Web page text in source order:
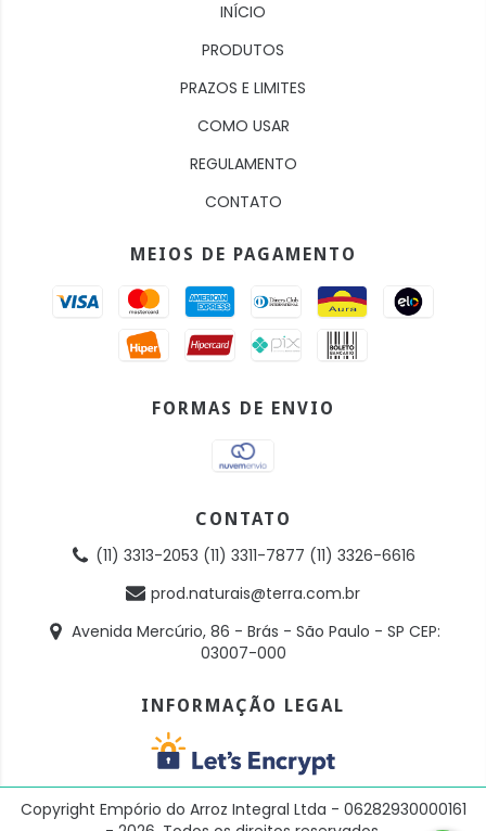
INÍCIO
PRODUTOS
PRAZOS E LIMITES
COMO USAR
REGULAMENTO
CONTATO
MEIOS DE PAGAMENTO
FORMAS DE ENVIO
CONTATO
(11) 3313-2053 (11) 3311-7877 (11) 3326-6616
prod.naturais@terra.com.br
Avenida Mercúrio, 86 - Brás - São Paulo - SP CEP:
03007-000
INFORMAÇÃO LEGAL
Copyright Empório do Arroz Integral Ltda - 06282930000161